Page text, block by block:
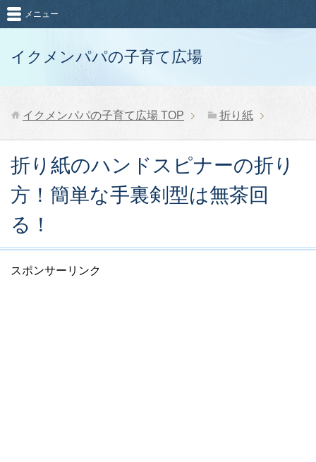
イクメンパパの子育て広場
メニュー
イクメンパパの子育て広場 TOP 折り紙
折り紙のハンドスピナーの折り
方！簡単な手裏剣型は無茶回
る！
スポンサーリンク